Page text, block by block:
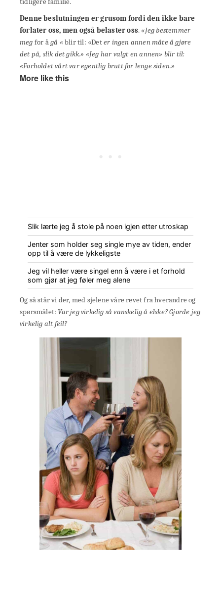
Denne beslutningen er grusom fordi den ikke bare
forlater oss, men også belaster oss.«Jeg bestemmer
meg for ågå «blir til: «Deter ingen annen måte å gjøre
det på, slik det gikk.» «Jeg har valgt en annen» blir til:
«Forholdet vårt var egentlig brutt for lenge siden.»
More like this
Slik lærte jeg å stole på noen igjen etter utroskap
Jenter som holder seg single mye av tiden, ender
opp til å være de lykkeligste
Jeg vil heller være singel enn å være i et forhold
som gjør at jeg føler meg alene
Og så står vi der, med sjelene våre revet fra hverandre og
spørsmålet:Var jeg virkelig så vanskelig å elske? Gjorde jeg
virkelig alt feil?